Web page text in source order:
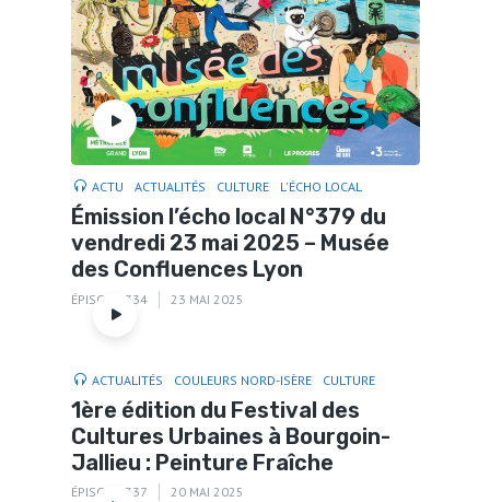
ACTU ACTUALITÉS CULTURE L'ÉCHO LOCAL
Émission l’écho local N°379 du
vendredi 23 mai 2025 – Musée
des Confluences Lyon
ÉPISODE 334 23 MAI 2025
ACTUALITÉS COULEURS NORD-ISÈRE CULTURE
1ère édition du Festival des
Cultures Urbaines à Bourgoin-
Jallieu : Peinture Fraîche
ÉPISODE 337 20 MAI 2025